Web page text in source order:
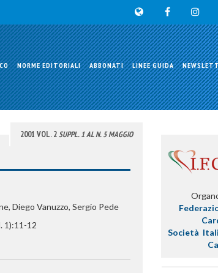
NORME EDITORIALI ABBONATI LINEE GUIDA
2001 VOL. 2SUPPL. 1 AL N. 5 MAGGIO
Diego Vanuzzo, Sergio Pede
1):11-12
Società